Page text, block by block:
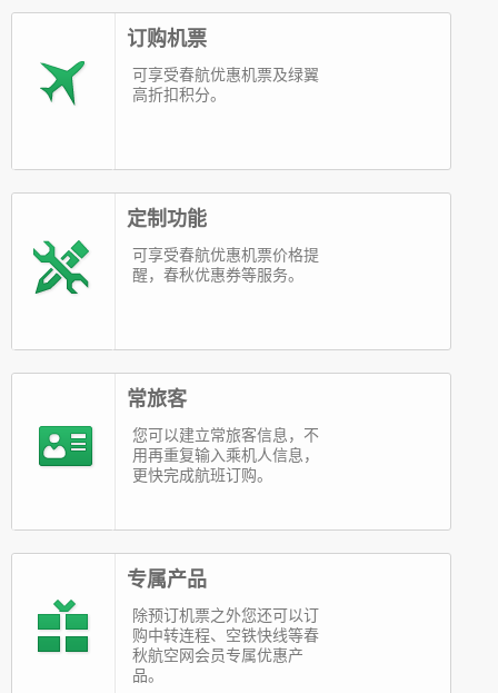
订购机票
可享受春航优惠机票及绿翼
高折扣积分。
定制功能
可享受春航优惠机票价格提
醒，春秋优惠券等服务。
常旅客
您可以建立常旅客信息，不
用再重复输入乘机人信息，
更快完成航班订购。
专属产品
除预订机票之外您还可以订
购中转连程、空铁快线等春
秋航空网会员专属优惠产
品。